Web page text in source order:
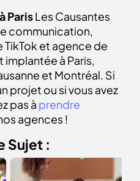
à ParisLes Causantes
communication,
et agence de
à Paris,
et Montréal. Si
projet ou si vous avez
pas à prendre
agences !
Sujet :